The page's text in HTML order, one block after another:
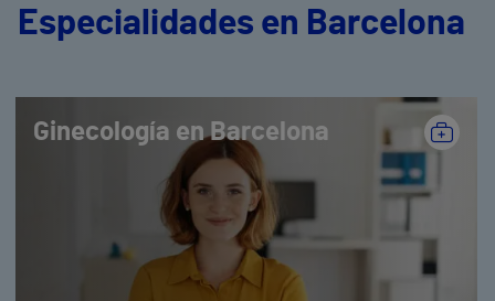
Especialidades en Barcelona
Ginecología en Barcelona